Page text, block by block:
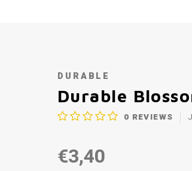
DURABLE
Durable
0 REVIEWS
€3,40